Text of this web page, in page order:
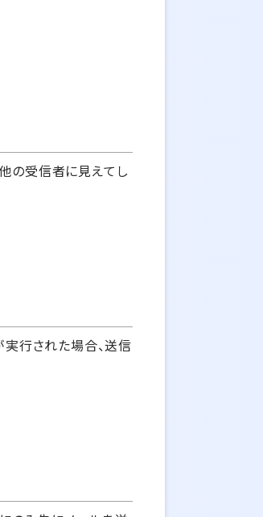
他の受信者に見えてし
行された場合、送信